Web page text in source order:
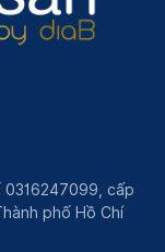
0316247099, cấp
phố Hồ Chí